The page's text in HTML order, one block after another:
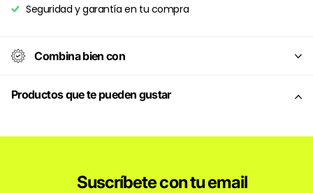
Seguridad y garantía en tu compra
Combina bien con
Productos que te pueden gustar
Suscríbete con tu email